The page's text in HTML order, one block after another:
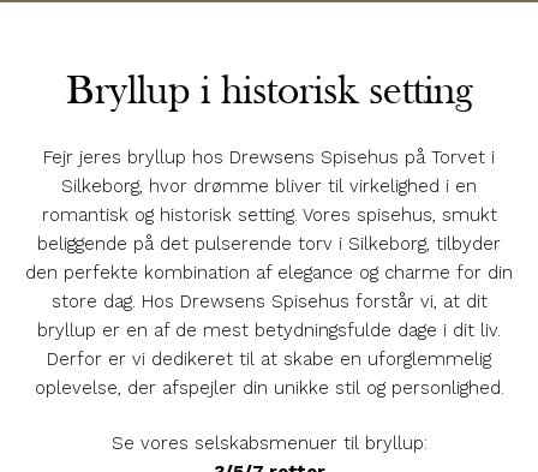
Bryllup i historisk setting
Fejr jeres bryllup hos Drewsens Spisehus på Torvet i
Silkeborg, hvor drømme bliver til virkelighed i en
romantisk og historisk setting. Vores spisehus, smukt
beliggende på det pulserende torv i Silkeborg, tilbyder
den perfekte kombination af elegance og charme for din
store dag. Hos Drewsens Spisehus forstår vi, at dit
bryllup er en af de mest betydningsfulde dage i dit liv.
Derfor er vi dedikeret til at skabe en uforglemmelig
oplevelse, der afspejler din unikke stil og personlighed.
Se vores selskabsmenuer til bryllup: